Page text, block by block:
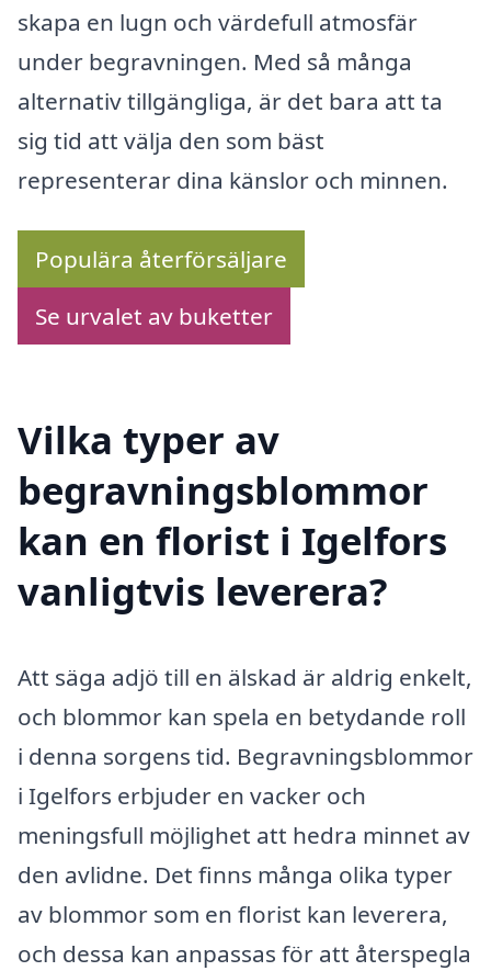
skapa en lugn och värdefull atmosfär
under begravningen. Med så många
alternativ tillgängliga, är det bara att ta
sig tid att välja den som bäst
representerar dina känslor och minnen.
Populära återförsäljare
Se urvalet av buketter
Vilka typer av
begravningsblommor
kan en florist i Igelfors
vanligtvis leverera?
Att säga adjö till en älskad är aldrig enkelt,
och blommor kan spela en betydande roll
i denna sorgens tid. Begravningsblommor
i Igelfors erbjuder en vacker och
meningsfull möjlighet att hedra minnet av
den avlidne. Det finns många olika typer
av blommor som en florist kan leverera,
och dessa kan anpassas för att återspegla